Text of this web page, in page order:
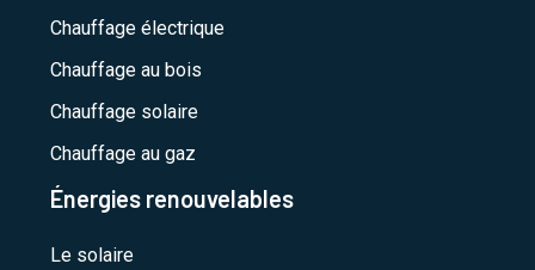
Chauffage électrique
Chauffage au bois
Chauffage solaire
Chauffage au gaz
Énergies renouvelables
Le solaire